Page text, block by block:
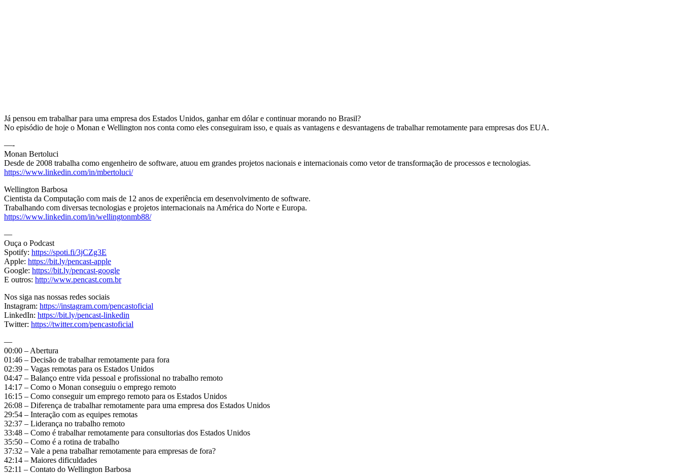
Já pensou em trabalhar para uma empresa dos Estados Unidos, ganhar em dólar e continuar morando no Brasil?
No episódio de hoje o Monan e Wellington nos conta como eles conseguiram isso, e quais as vantagens e desvantagens de trabalhar remotamente para empresas dos EUA.
—-
Monan Bertoluci
Desde de 2008 trabalha como engenheiro de software, atuou em grandes projetos nacionais e internacionais como vetor de transformação de processos e tecnologias.
https://www.linkedin.com/in/mbertoluci/
Wellington Barbosa
Cientista da Computação com mais de 12 anos de experiência em desenvolvimento de software.
Trabalhando com diversas tecnologias e projetos internacionais na América do Norte e Europa.
https://www.linkedin.com/in/wellingtonmb88/
—
Ouça o Podcast
Spotify: https://spoti.fi/3jCZg3E
Apple: https://bit.ly/pencast-apple
Google: https://bit.ly/pencast-google
E outros: http://www.pencast.com.br
Nos siga nas nossas redes sociais
Instagram: https://instagram.com/pencastoficial
LinkedIn: https://bit.ly/pencast-linkedin
Twitter: https://twitter.com/pencastoficial
—
00:00 – Abertura
01:46 – Decisão de trabalhar remotamente para fora
02:39 – Vagas remotas para os Estados Unidos
04:47 – Balanço entre vida pessoal e profissional no trabalho remoto
14:17 – Como o Monan conseguiu o emprego remoto
16:15 – Como conseguir um emprego remoto para os Estados Unidos
26:08 – Diferença de trabalhar remotamente para uma empresa dos Estados Unidos
29:54 – Interação com as equipes remotas
32:37 – Liderança no trabalho remoto
33:48 – Como é trabalhar remotamente para consultorias dos Estados Unidos
35:50 – Como é a rotina de trabalho
37:32 – Vale a pena trabalhar remotamente para empresas de fora?
42:14 – Maiores dificuldades
52:11 – Contato do Wellington Barbosa